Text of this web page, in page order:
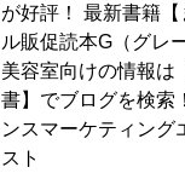
が好評！ 最新書籍
ル販促読本G（グレ
美容室向けの情報は
書】でブログを検索
ンスマーケティング
スト